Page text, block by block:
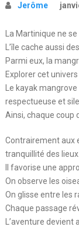
Jerôme
La Martinique ne
L’île cache aussi
Parmi eux, la
Explorer cet
Le kayak
respectueuse et
Ainsi, chaque coup
Contrairement aux
tranquillité des lieux.
Il favorise une
On observe les
On glisse entre les
Chaque passage
L’aventure